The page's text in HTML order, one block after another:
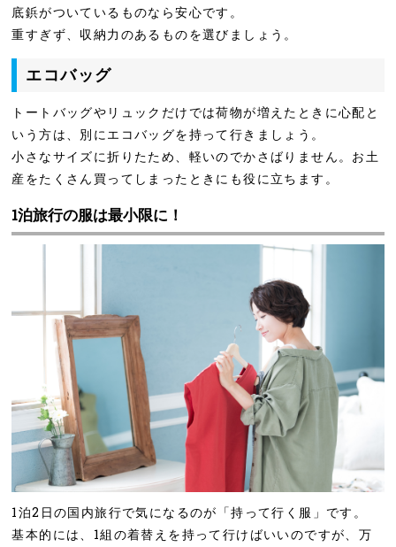
底鋲がついているものなら安心です。
重すぎず、収納力のあるものを選びましょう。
エコバッグ
トートバッグやリュックだけでは荷物が増えたときに心配と
いう方は、別にエコバッグを持って行きましょう。
小さなサイズに折りたため、軽いのでかさばりません。お土
産をたくさん買ってしまったときにも役に立ちます。
1泊旅行の服は最小限に！
1泊2日の国内旅行で気になるのが「持って行く服」です。
基本的には、1組の着替えを持って行けばいいのですが、万